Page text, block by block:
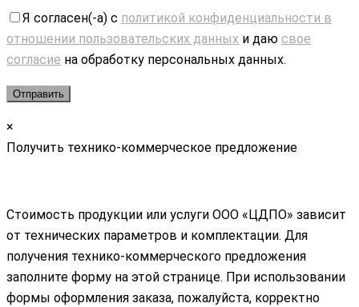
Я согласен(-а) с политикой конфиденциальности в
отношении пользовательских данных и даю свое
согласие на обработку персональных данных.
×
Получить технико-коммерческое предложение
Стоимость продукции или услуги ООО «ЦДПО» зависит
от технических параметров и комплектации. Для
получения технико-коммерческого предложения
заполните форму на этой странице. При использовании
формы оформления заказа, пожалуйста, корректно